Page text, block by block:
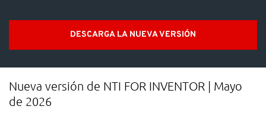
Ireland Ísland Italia Nederland
DESCARGA LA NUEVA VERSIÓN
Nueva versión de NTI FOR INVENTOR | Mayo
de 2026